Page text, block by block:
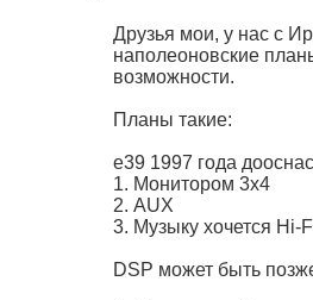
Друзья мои, у нас с
наполеоновские
возможности.
Планы такие:
е39 1997 года
1. Монитором 3х4
2. AUX
3. Музыку хочется Hi-
DSP может быть